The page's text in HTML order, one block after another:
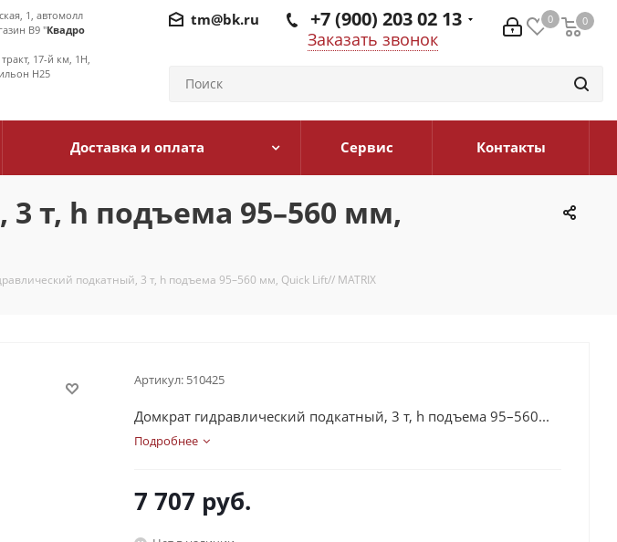
0 0
0
+7 (900) 203 02 13
Заказать звонок
tm@bk.ru
1, автомолл
В9 "Квадро
17-й км, 1Н,
Н25
Доставка и оплата Сервис Контакты
т, h подъема 95–560 мм,
подкатный, 3 т, h подъема 95–560 мм, Quick Lift// MATRIX
Артикул: 510425
Домкрат гидравлический подкатный, 3 т, h подъема 95–560...
Подробнее
7 707 руб.